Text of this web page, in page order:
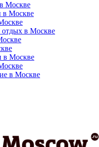
Москве
в Москве
в Москве
в Москве
в Москве